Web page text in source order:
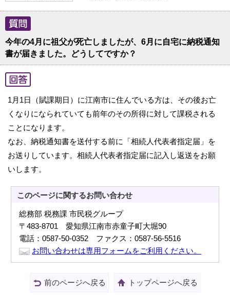
今年の4月に祖父が死亡しましたが、6月に自宅に納税通知
書が届きました。どうしてですか？
1月1日（賦課期日）に江南市に住んでいる方は、その後お亡
くなりになられていても前年のその所得に対して課税される
ことになります。
なお、納税通知書を送付する前に「相続人代表者指定届」を
お送りしています。相続人代表者指定届に記入し返送をお願
いします。
このページに関するお問い合わせ
総務部 税務課 市民税グループ
〒483-8701 愛知県江南市赤童子町大堀90
電話：0587-50-0352 ファクス：0587-56-5516
お問い合わせは専用フォームをご利用ください。
前のページへ戻る トップページへ戻る